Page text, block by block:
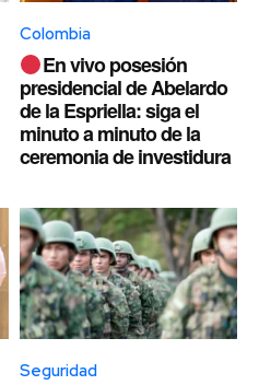
Colombia
En vivo posesión
presidencial de Abelardo
de la Espriella: siga el
minuto a minuto de la
ceremonia de investidura
Seguridad